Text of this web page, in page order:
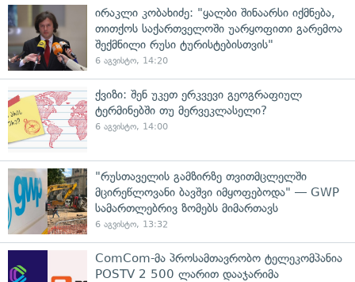
ირაკლი კობახიძე: "ყალბი შინაარსი იქმნება,
თითქოს საქართველოში უარყოფითი გარემოა
შექმნილი რუსი ტურისტებისთვის"
6 აგვისტო, 14:20
ქვიზი: შენ უკეთ ერკვევი გეოგრაფიულ
ტერმინებში თუ მერვეკლასელი?
6 აგვისტო, 14:00
"რუსთაველის გამზირზე თვითმცლელში
მცირეწლოვანი ბავშვი იმყოფებოდა" — GWP
სამართლებრივ ზომებს მიმართავს
6 აგვისტო, 13:32
ComCom-მა პროსამთავრობო ტელეკომპანია
POSTV 2 500 ლარით დააჯარიმა